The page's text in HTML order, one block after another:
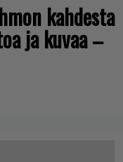
kahdesta
ja kuvaa –